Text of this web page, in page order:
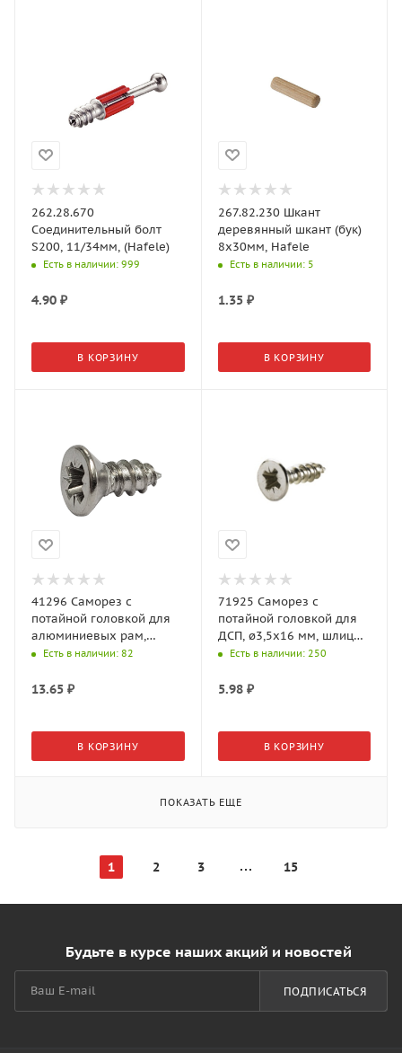
262.28.670
Соединительный болт
S200, 11/34мм, (Hafele)
Есть в наличии: 999
4.90 ₽
В КОРЗИНУ
267.82.230 Шкант
деревянный шкант (бук)
8х30мм, Hafele
Есть в наличии: 5
1.35₽
В КОРЗИНУ
41296 Саморез с
потайной головкой для
алюминиевых рам,
ø3,5х9,5 мм, шлиц тип PZ,
Есть в наличии: 82
13.65 ₽
В КОРЗИНУ
71925 Саморез с
потайной головкой для
ДСП, ø3,5х16 мм, шлиц
тип PZ, сталь
Есть в наличии: 250
5.98₽
В КОРЗИНУ
ПОКАЗАТЬ ЕЩЕ
1 2 3 15
Будьте в курсе наших акций и новостей
ПОДПИСАТЬСЯ